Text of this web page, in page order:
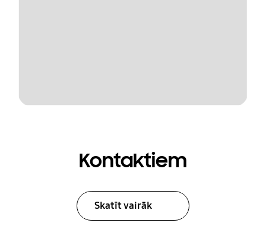
Kontaktiem
Skatīt vairāk